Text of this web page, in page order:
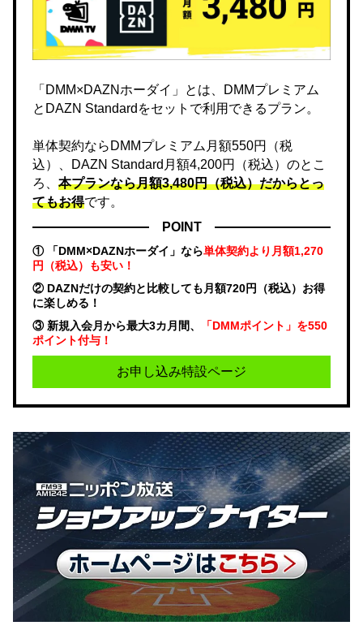
「DMM×DAZNホーダイ」とは、DMMプレミアム
とDAZN Standardをセットで利用できるプラン。
単体契約ならDMMプレミアム月額550円（税
込）、DAZN Standard月額4,200円（税込）のとこ
ろ、 本プランなら月額3,480円（税込）だからとっ
てもお得です。
POINT
① 「DMM×DAZNホーダイ」なら単体契約より月額1,270
円（税込）も安い！
② DAZNだけの契約と比較しても月額720円（税込）お得
に楽しめる！
③ 新規入会月から最大3カ月間、
「DMMポイント」を550
ポイント付与！
お申し込み特設ページ